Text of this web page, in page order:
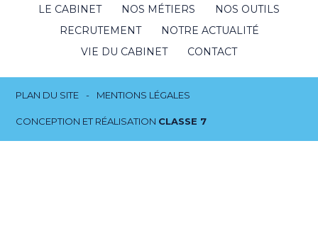
Footer
LE CABINET NOS MÉTIERS
NOS OUTILS
RECRUTEMENT
NOTRE ACTUALITÉ
VIE DU CABINET
CONTACT
Footer
PLAN DU SITE MENTIONS LÉGALES
CONCEPTION ET RÉALISATION CLASSE 7